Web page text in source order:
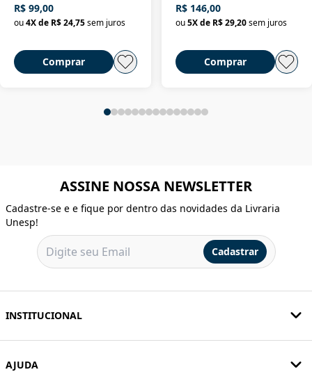
R$ 99,00
ou4X de R$ 24,75sem juros
Comprar
R$ 146,00
ou 5X de R$ 29,20 sem juros
Comprar
ASSINE NOSSA NEWSLETTER
Cadastre-se e e fique por dentro das novidades da Livraria
Unesp!
Cadastrar
INSTITUCIONAL
AJUDA